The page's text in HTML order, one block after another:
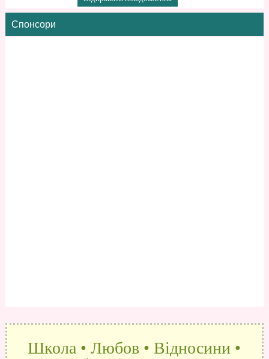
Спонсори
Школа • Любов • Відносини •